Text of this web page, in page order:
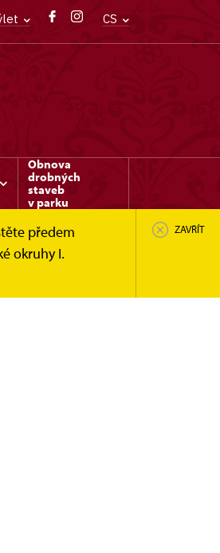
CS
Obnova
drobných
staveb
v parku
předem
okruhy I.
ZAVŘÍT